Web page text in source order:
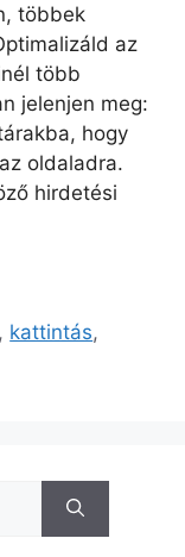
többek
az
több
jelenjen meg:
hogy
oldaladra.
hirdetési
, kattintás,